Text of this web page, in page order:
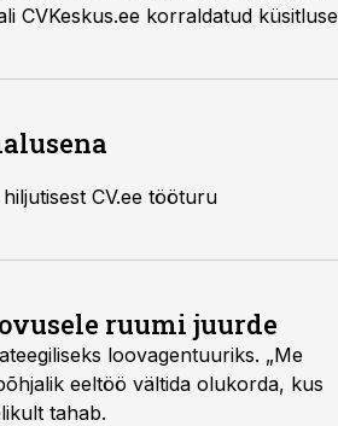
CVKeskus.ee korraldatud küsitluse
CV.ee tööturu
ruumi juurde
loovagentuuriks. „Me
eeltöö vältida olukorda, kus
tahab.